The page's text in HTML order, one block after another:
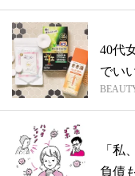
40代
でい
「私
負債